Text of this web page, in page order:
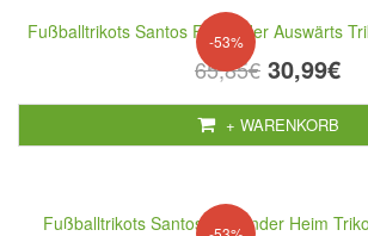
-53%
Fußballtrikots Santos FC Kinder Auswärts
65,85€ 30,99€
+ WARENKORB
Fußballtrikots Santos FC Kinder Heim